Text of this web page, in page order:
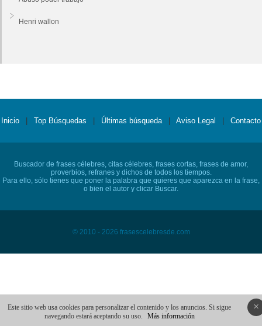
Henri wallon
Inicio Top Búsquedas Últimas búsqueda Aviso Legal Contacto
Buscador de frases célebres, citas célebres, frases cortas, frases de amor,
proverbios, refranes y dichos de todos los tiempos.
Para ello, sólo tienes que poner la palabra que quieres que aparezca en la frase,
o bien el autor y clicar Buscar.
© 2010 - 2026 frasescelebresde.com
×
Este sitio web usa cookies para personalizar el contenido y los anuncios. Si sigue
navegando estará aceptando su uso.
Más información